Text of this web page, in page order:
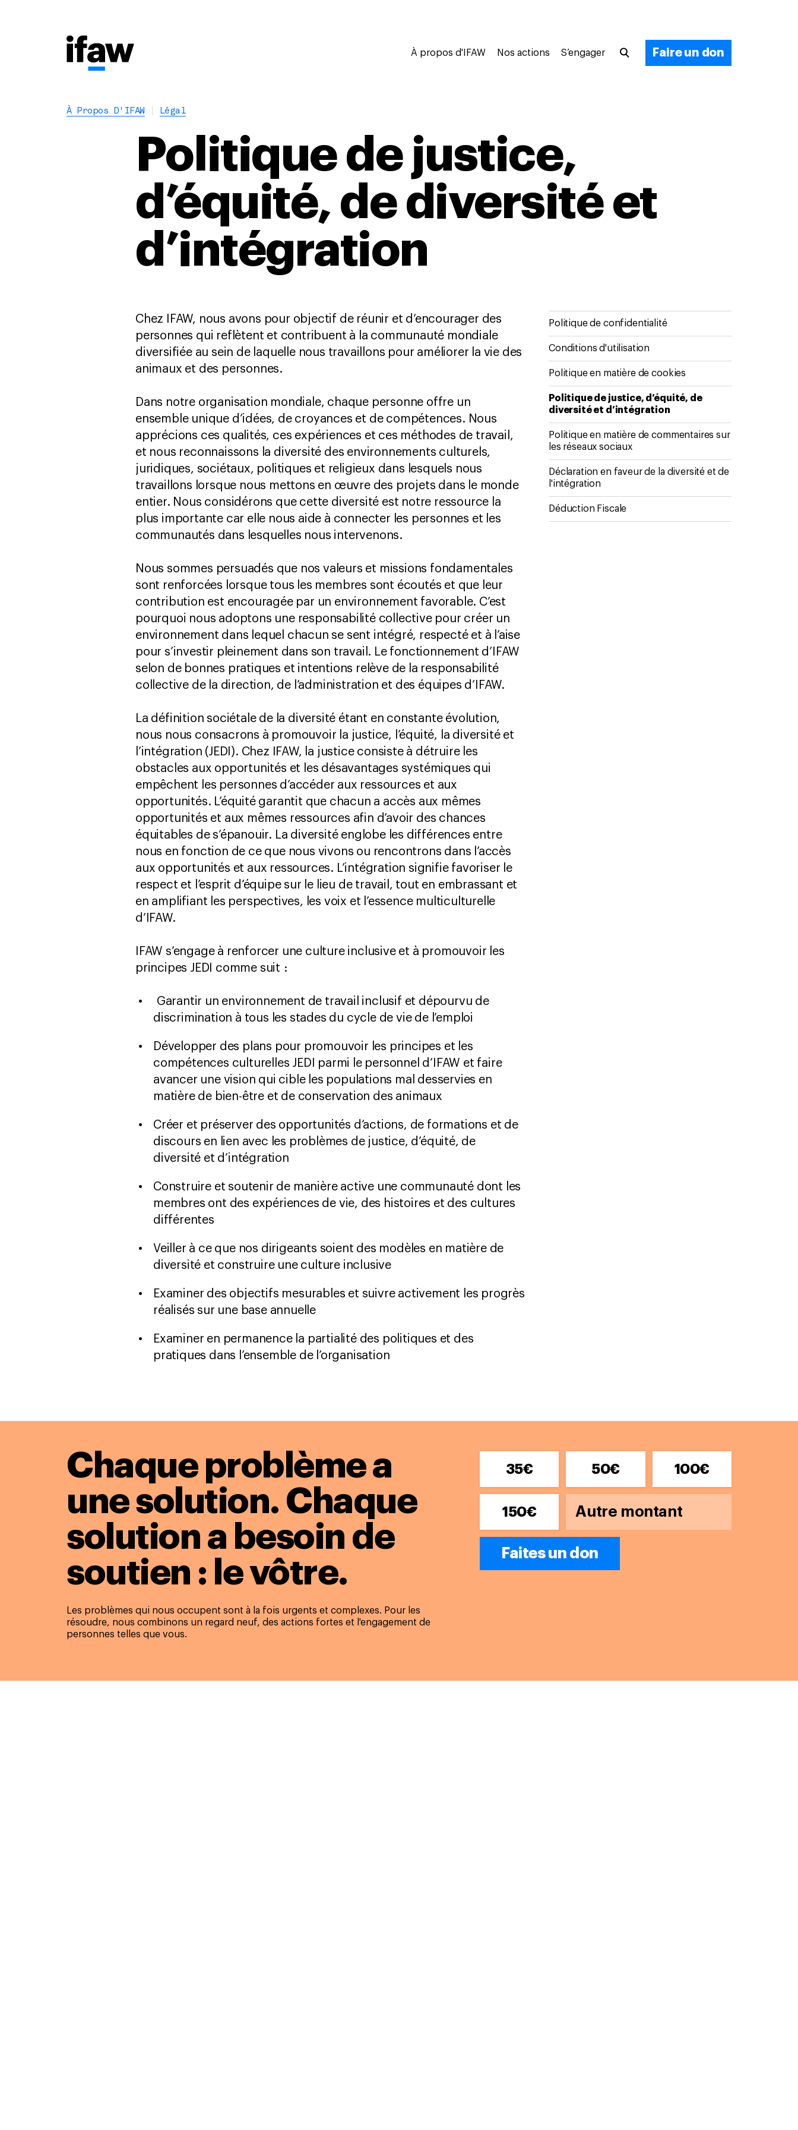
À propos d'IFAW Nos actions S’engager Faire un don
À Propos D'IFAW Légal
Politique de justice,
d’équité, de diversité et
d’intégration
Politique de confidentialité
Conditions d'utilisation
Politique en matière de cookies
Politique de justice, d’équité, de
diversité et d’intégration
Politique en matière de commentaires sur
les réseaux sociaux
Déclaration en faveur de la diversité et de
l'intégration
Déduction Fiscale
Chez IFAW, nous avons pour objectif de réunir et d’encourager des
personnes qui reflètent et contribuent à la communauté mondiale
diversifiée au sein de laquelle nous travaillons pour améliorer la vie des
animaux et des personnes.
Dans notre organisation mondiale, chaque personne offre un
ensemble unique d’idées, de croyances et de compétences. Nous
apprécions ces qualités, ces expériences et ces méthodes de travail,
et nous reconnaissons la diversité des environnements culturels,
juridiques, sociétaux, politiques et religieux dans lesquels nous
travaillons lorsque nous mettons en œuvre des projets dans le monde
entier. Nous considérons que cette diversité est notre ressource la
plus importante car elle nous aide à connecter les personnes et les
communautés dans lesquelles nous intervenons.
Nous sommes persuadés que nos valeurs et missions fondamentales
sont renforcées lorsque tous les membres sont écoutés et que leur
contribution est encouragée par un environnement favorable. C’est
pourquoi nous adoptons une responsabilité collective pour créer un
environnement dans lequel chacun se sent intégré, respecté et à l’aise
pour s’investir pleinement dans son travail. Le fonctionnement d’IFAW
selon de bonnes pratiques et intentions relève de la responsabilité
collective de la direction, de l’administration et des équipes d’IFAW.
La définition sociétale de la diversité étant en constante évolution,
nous nous consacrons à promouvoir la justice, l’équité, la diversité et
l’intégration (JEDI). Chez IFAW, la justice consiste à détruire les
obstacles aux opportunités et les désavantages systémiques qui
empêchent les personnes d’accéder aux ressources et aux
opportunités. L’équité garantit que chacun a accès aux mêmes
opportunités et aux mêmes ressources afin d’avoir des chances
équitables de s’épanouir. La diversité englobe les différences entre
nous en fonction de ce que nous vivons ou rencontrons dans l’accès
aux opportunités et aux ressources. L’intégration signifie favoriser le
respect et l’esprit d’équipe sur le lieu de travail, tout en embrassant et
en amplifiant les perspectives, les voix et l’essence multiculturelle
d’IFAW.
IFAW s’engage à renforcer une culture inclusive et à promouvoir les
principes JEDI comme suit :
Garantir un environnement de travail inclusif et dépourvu de
discrimination à tous les stades du cycle de vie de l’emploi
Développer des plans pour promouvoir les principes et les
compétences culturelles JEDI parmi le personnel d’IFAW et faire
avancer une vision qui cible les populations mal desservies en
matière de bien-être et de conservation des animaux
Créer et préserver des opportunités d’actions, de formations et de
discours en lien avec les problèmes de justice, d’équité, de
diversité et d’intégration
Construire et soutenir de manière active une communauté dont les
membres ont des expériences de vie, des histoires et des cultures
différentes
Veiller à ce que nos dirigeants soient des modèles en matière de
diversité et construire une culture inclusive
Examiner des objectifs mesurables et suivre activement les progrès
réalisés sur une base annuelle
Examiner en permanence la partialité des politiques et des
pratiques dans l’ensemble de l’organisation
Chaque problème a
une solution. Chaque
solution a besoin de
soutien : le vôtre.
Les problèmes qui nous occupent sont à la fois urgents et complexes. Pour les
résoudre, nous combinons un regard neuf, des actions fortes et l'engagement de
personnes telles que vous.
35€ 50€ 100€
150€
Faites un don